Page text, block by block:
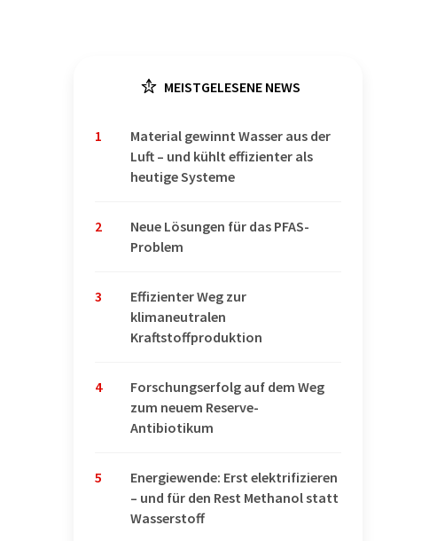
MEISTGELESENE NEWS
1
Material gewinnt Wasser aus der
Luft – und kühlt effizienter als
heutige Systeme
2
Neue Lösungen für das PFAS-
Problem
3
Effizienter Weg zur
klimaneutralen
Kraftstoffproduktion
4
Forschungserfolg auf dem Weg
zum neuem Reserve-
Antibiotikum
5
Energiewende: Erst elektrifizieren
– und für den Rest Methanol statt
Wasserstoff